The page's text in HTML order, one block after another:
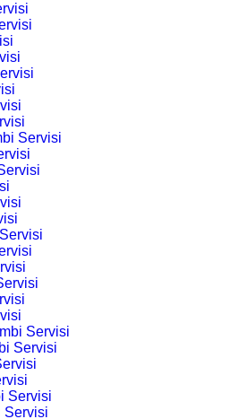
Servisi
Servisi
Servisi
Servisi
Servisi